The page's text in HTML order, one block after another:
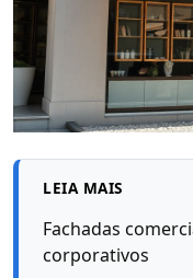
LEIA MAIS
Fachadas
corporativos